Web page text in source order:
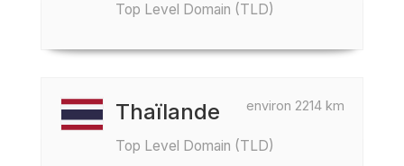
Top Level Domain (TLD)
environ 2214 km
Thaïlande
Top Level Domain (TLD)